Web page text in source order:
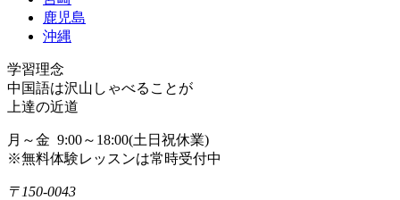
鹿児島
沖縄
学習理念
中国語は沢山しゃべることが
上達の近道
月～金 9:00～18:00(土日祝休業)
※無料体験レッスンは常時受付中
〒150-0043